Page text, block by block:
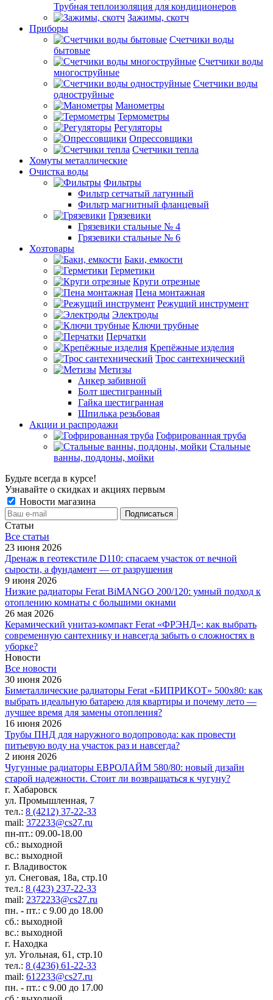
Трубная теплоизоляция для кондиционеров
Зажимы, скотч
Приборы
Счетчики воды
бытовые
Счетчики воды
многоструйные
Счетчики воды
одноструйные
Манометры
Термометры
Регуляторы
Опрессовщики
Счетчики тепла
Хомуты металлические
Очистка воды
Фильтры
Фильтр сетчатый латунный
Фильтр магнитный фланцевый
Грязевики
Грязевики стальные № 4
Грязевики стальные № 6
Хозтовары
Баки, емкости
Герметики
Круги отрезные
Пена монтажная
Режущий инструмент
Электроды
Ключи трубные
Перчатки
Крепёжные изделия
Трос сантехнический
Метизы
Анкер забивной
Болт шестигранный
Гайка шестигранная
Шпилька резьбовая
Акции и распродажи
Гофрированная труба
Стальные
ванны, поддоны, мойки
Будьте всегда в курсе!
Узнавайте о скидках и акциях первым
Новости магазина
Статьи
Все cтатьи
23 июня 2026
Дренаж в геотекстиле D110: спасаем участок от вечной
сырости, а фундамент — от разрушения
9 июня 2026
Низкие радиаторы Ferat BiMANGO 200/120: умный подход к
отоплению комнаты с большими окнами
26 мая 2026
Керамический унитаз-компакт Ferat «ФРЭНД»: как выбрать
современную сантехнику и навсегда забыть о сложностях в
уборке?
Новости
Все новости
30 июня 2026
Биметаллические радиаторы Ferat «БИПРИКОТ» 500x80: как
выбрать идеальную батарею для квартиры и почему лето —
лучшее время для замены отопления?
16 июня 2026
Трубы ПНД для наружного водопровода: как провести
питьевую воду на участок раз и навсегда?
2 июня 2026
Чугунные радиаторы ЕВРОЛАЙМ 580/80: новый дизайн
старой надежности. Стоит ли возвращаться к чугуну?
г. Хабаровск
ул. Промышленная, 7
тел.: 8 (4212) 37-22-33
mail: 372233@cs27.ru
пн-пт.: 09.00-18.00
сб.: выходной
вс.: выходной
г. Владивосток
ул. Снеговая, 18а, стр.10
тел.: 8 (423) 237-22-33
mail: 2372233@cs27.ru
пн. - пт.: с 9.00 до 18.00
сб.: выходной
вс.: выходной
г. Находка
ул. Угольная, 61, стр.10
тел.: 8 (4236) 61-22-33
mail: 612233@cs27.ru
пн. - пт.: с 9.00 до 17.00